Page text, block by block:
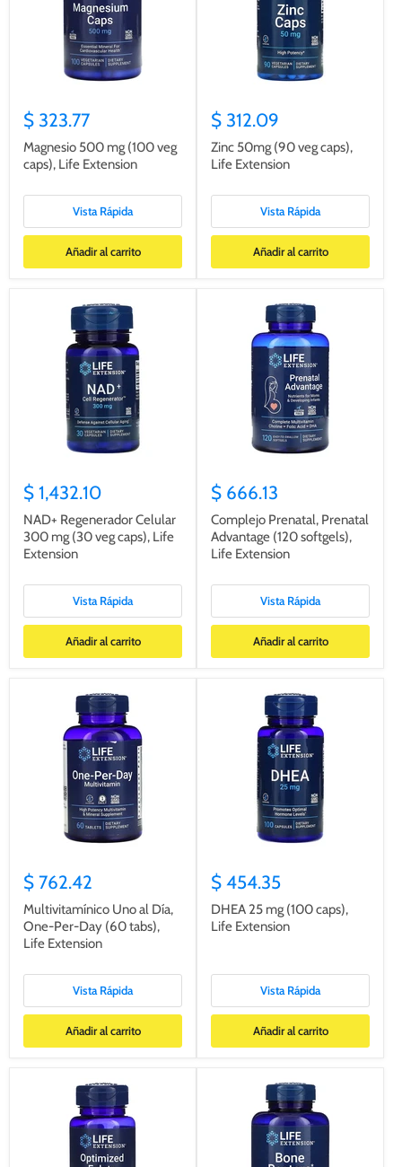
$ 323.77
Magnesio 500 mg (100 veg
caps), Life Extension
Vista Rápida
Añadir al carrito
$ 312.09
Zinc 50mg (90 veg caps),
Life Extension
Vista Rápida
Añadir al carrito
$ 1,432.10
NAD+ Regenerador Celular
300 mg (30 veg caps), Life
Extension
Vista Rápida
Añadir al carrito
$ 666.13
Complejo Prenatal, Prenatal
Advantage (120 softgels),
Life Extension
Vista Rápida
Añadir al carrito
$ 762.42
Multivitamínico Uno al Día,
One-Per-Day (60 tabs),
Life Extension
Vista Rápida
Añadir al carrito
$ 454.35
DHEA 25 mg (100 caps),
Life Extension
Vista Rápida
Añadir al carrito